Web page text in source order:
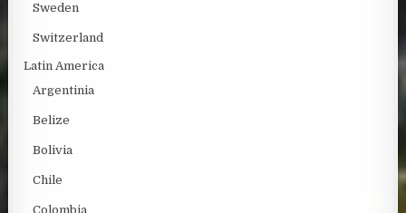
Sweden
Switzerland
Latin America
Argentinia
Belize
Bolivia
Chile
Colombia